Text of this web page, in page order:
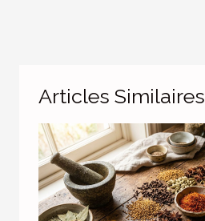
Articles Similaires